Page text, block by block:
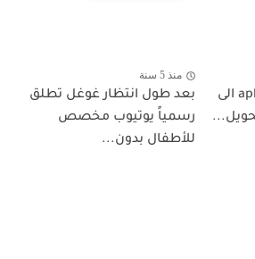
برنامج تحويل ملفات apk الى
منذ 5 سنة
بعد طول انتظار غوغل تطلق
رسمياً يوتيوب مخصص
للأطفال بدون...